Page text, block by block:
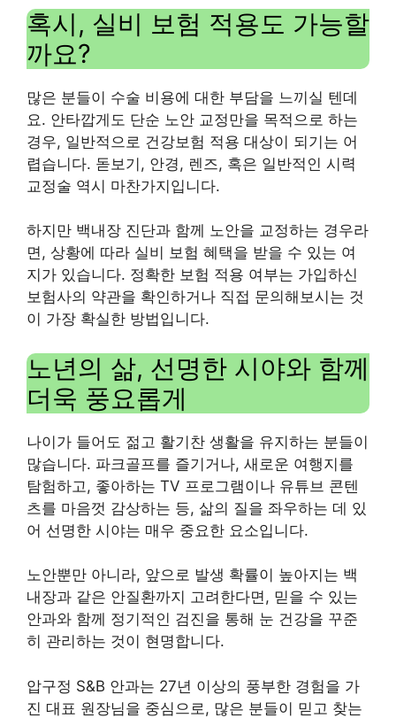
혹시, 실비 보험 적용도 가능할
까요?
많은 분들이 수술 비용에 대한 부담을 느끼실 텐데
요. 안타깝게도 단순 노안 교정만을 목적으로 하는
경우, 일반적으로 건강보험 적용 대상이 되기는 어
렵습니다. 돋보기, 안경, 렌즈, 혹은 일반적인 시력
교정술 역시 마찬가지입니다.
하지만 백내장 진단과 함께 노안을 교정하는 경우라
면, 상황에 따라 실비 보험 혜택을 받을 수 있는 여
지가 있습니다. 정확한 보험 적용 여부는 가입하신
보험사의 약관을 확인하거나 직접 문의해보시는 것
이 가장 확실한 방법입니다.
노년의 삶, 선명한 시야와 함께
더욱 풍요롭게
나이가 들어도 젊고 활기찬 생활을 유지하는 분들이
많습니다. 파크골프를 즐기거나, 새로운 여행지를
탐험하고, 좋아하는 TV 프로그램이나 유튜브 콘텐
츠를 마음껏 감상하는 등, 삶의 질을 좌우하는 데 있
어 선명한 시야는 매우 중요한 요소입니다.
노안뿐만 아니라, 앞으로 발생 확률이 높아지는 백
내장과 같은 안질환까지 고려한다면, 믿을 수 있는
안과와 함께 정기적인 검진을 통해 눈 건강을 꾸준
히 관리하는 것이 현명합니다.
압구정 S&B 안과는 27년 이상의 풍부한 경험을 가
진 대표 원장님을 중심으로, 많은 분들이 믿고 찾는